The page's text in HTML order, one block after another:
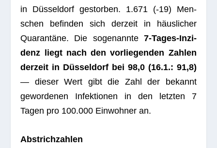
in Düs­sel­dorf gestor­ben. 1.671 (-19) Men­
schen befin­den sich der­zeit in häus­li­cher
Qua­ran­täne. Die soge­nannte 7‑Ta­ges-Inzi­
denz liegt nach den vor­lie­gen­den Zah­len
der­zeit in Düs­sel­dorf bei 98,0 (16.1.: 91,8)
— die­ser Wert gibt die Zahl der bekannt
gewor­de­nen Infek­tio­nen in den letz­ten 7
Tagen pro 100.000 Ein­woh­ner an.
Abstrich­zah­len